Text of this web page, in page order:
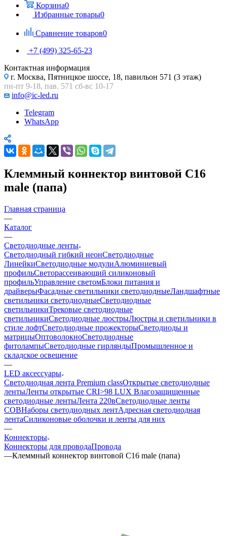
Корзина0
Избранные товары0
Сравнение товаров0
+7 (499) 325-65-23
Контактная информация
г. Москва, Пятницкое шоссе, 18, павильон 571 (3 этаж)
пн-пт 9-18, пав. 571 сб-вс 10-17
info@ic-led.ru
Telegram
WhatsApp
Клеммный коннектор винтовой C16
male (папа)
Главная страница
—
Каталог
—
Светодиодные ленты
Светодиодный гибкий неонСветодиодные
ЛинейкиСветодиодные модулиАлюминиевый
профильСветорассеивающий силиконовый
профильУправление светомБлоки питания и
драйверыФасадные светильники светодиодныеЛандшафтные
светильники светодиодныеСветодиодные
светильникиТрековые светодиодные
светильникиСветодиодные люстрыЛюстры и светильники в
стиле лофтСветодиодные прожекторыСветодиоды и
матрицыОптоволокноСветодиодные
фитолампыСветодиодные гирляндыПромышленное и
складское освещение
—
LED аксессуары
Светодиодная лента Premium classОткрытые светодиодные
лентыЛенты открытые CRI>98 LUX Влагозащищенные
светодиодные лентыЛента 220вСветодиодные ленты
COBНаборы светодиодных лентАдресная светодиодная
лентаСиликоновые оболочки и ленты для них
—
Коннекторы
Коннекторы для проводаПровода
—Клеммный коннектор винтовой C16 male (папа)